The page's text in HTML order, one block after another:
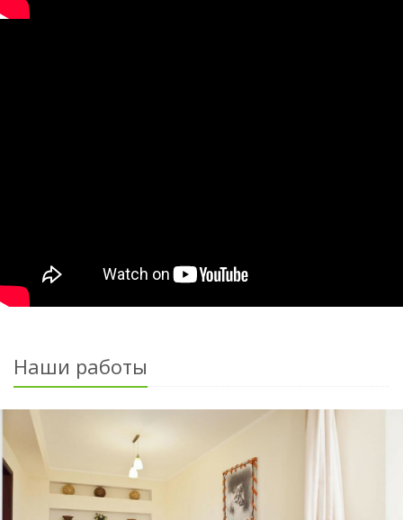
Наши работы